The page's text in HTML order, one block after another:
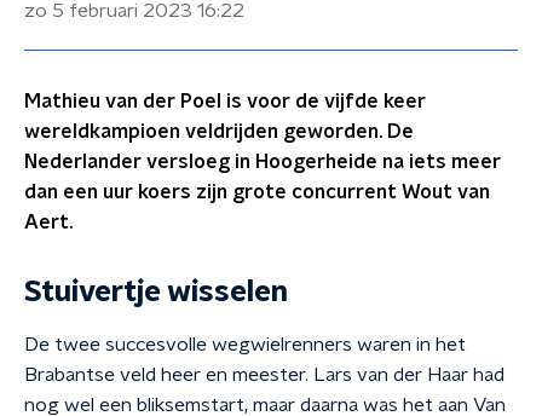
zo 5 februari 2023 16:22
Mathieu van der Poel is voor de vijfde keer
wereldkampioen veldrijden geworden. De
Nederlander versloeg in Hoogerheide na iets meer
dan een uur koers zijn grote concurrent Wout van
Aert.
Stuivertje wisselen
De twee succesvolle wegwielrenners waren in het
Brabantse veld heer en meester. Lars van der Haar had
nog wel een bliksemstart, maar daarna was het aan Van